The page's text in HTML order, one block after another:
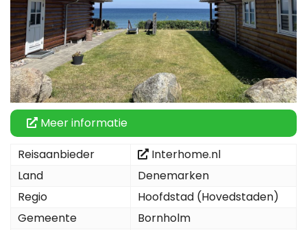
Meer informatie
Reisaanbieder
Interhome.nl
Land
Denemarken
Regio
Hoofdstad (Hovedstaden)
Gemeente
Bornholm